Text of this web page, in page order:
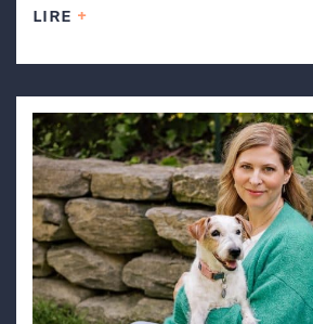
LIRE